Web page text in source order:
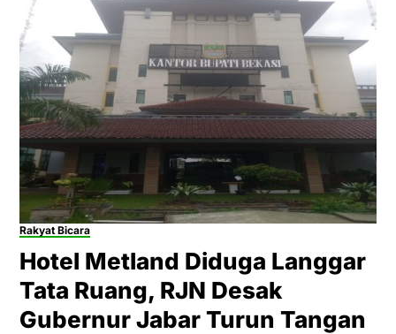
Rakyat Bicara
Hotel Metland Diduga Langgar
Tata Ruang, RJN Desak
Gubernur Jabar Turun Tangan